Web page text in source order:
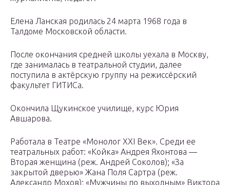
Елена Ланская родилась 24 марта 1968 года в
Талдоме Московской области.
После окончания средней школы уехала в Москву,
где занималась в театральной студии, далее
поступила в актёрскую группу на режиссёрский
факультет ГИТИСа.
Окончила Щукинское училище, курс Юрия
Авшарова.
Работала в Театре «Монолог XXI Век». Среди ее
театральных работ: «Койка» Андрея Яхонтова —
Вторая женщина (реж. Андрей Соколов); «За
закрытой дверью» Жана Поля Сартра (реж.
Александр Мохов); «Мужчины по выходным» Виктора